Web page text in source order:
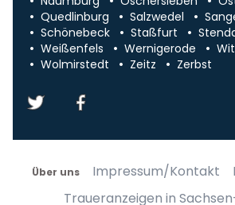
Quedlinburg
Salzwedel
Schönebeck
Staßfurt
Weißenfels
Wernigerode
Wolmirstedt
Zeitz Zerbst
Über uns Impressum/Kontakt
Traueranzeigen in